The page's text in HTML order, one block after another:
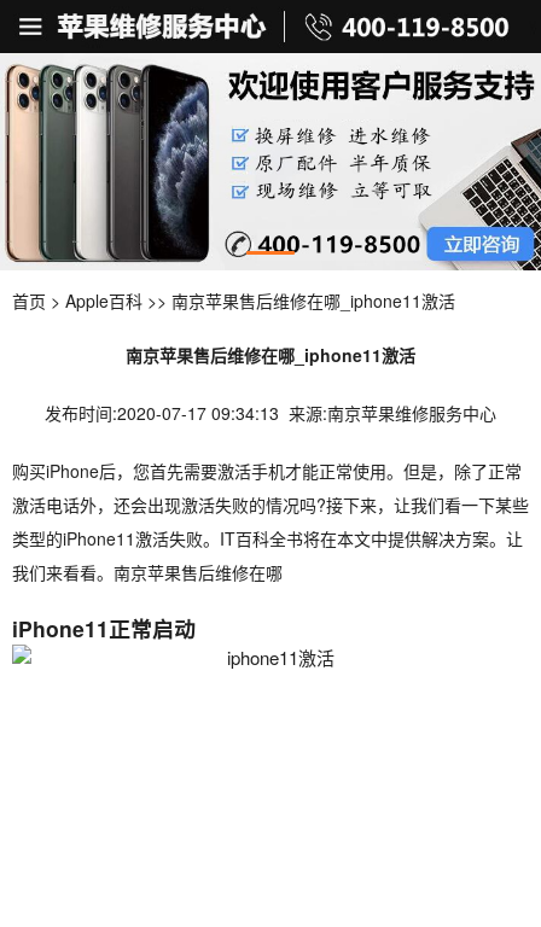
首页 > Apple百科 >> 南京苹果售后维修在哪_iphone11激活
南京苹果售后维修在哪_iphone11激活
发布时间:2020-07-17 09:34:13 来源:南京苹果维修服务中心
购买iPhone后，您首先需要激活手机才能正常使用。但是，除了正常
激活电话外，还会出现激活失败的情况吗?接下来，让我们看一下某些
类型的iPhone11激活失败。IT百科全书将在本文中提供解决方案。让
我们来看看。南京苹果售后维修在哪
iPhone11正常启动